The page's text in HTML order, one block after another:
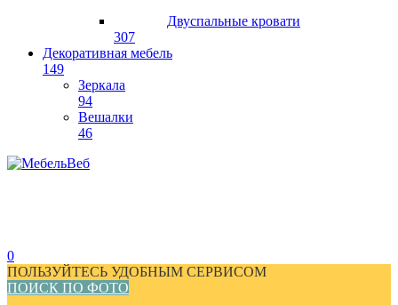
Двуспальные кровати
307
Декоративная мебель
149
Зеркала
94
Вешалки
46
0
ПОЛЬЗУЙТЕСЬ УДОБНЫМ СЕРВИСОМ
ПОИСК ПО ФОТО